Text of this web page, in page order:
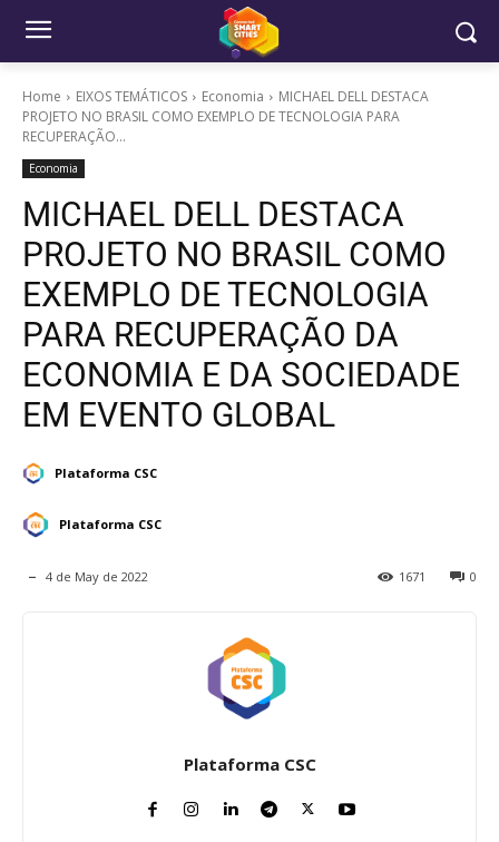
Home EIXOS TEMÁTICOS Economia
MICHAEL DELL DESTACA
PROJETO NO BRASIL COMO EXEMPLO DE TECNOLOGIA PARA
RECUPERAÇÃO...
Economia
MICHAEL DELL DESTACA
PROJETO NO BRASIL COMO
EXEMPLO DE TECNOLOGIA
PARA RECUPERAÇÃO DA
ECONOMIA E DA SOCIEDADE
EM EVENTO GLOBAL
Plataforma CSC
Plataforma CSC
4 de May de 2022 0
1671
Plataforma CSC